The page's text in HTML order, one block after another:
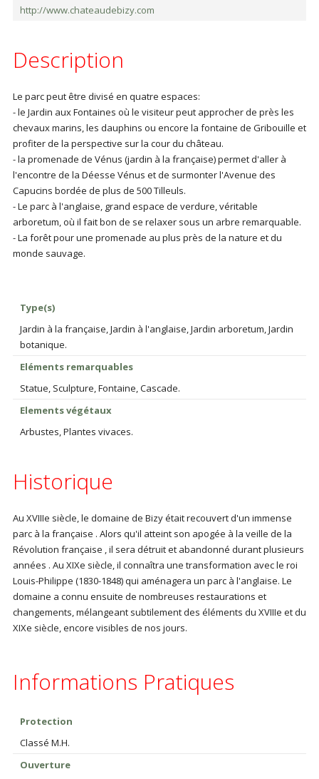
http://www.chateaudebizy.com
Description
Le parc peut être divisé en quatre espaces:
- le Jardin aux Fontaines où le visiteur peut approcher de près les
chevaux marins, les dauphins ou encore la fontaine de Gribouille et
profiter de la perspective sur la cour du château.
- la promenade de Vénus (jardin à la française) permet d'aller à
l'encontre de la Déesse Vénus et de surmonter l'Avenue des
Capucins bordée de plus de 500 Tilleuls.
- Le parc à l'anglaise, grand espace de verdure, véritable
arboretum, où il fait bon de se relaxer sous un arbre remarquable.
- La forêt pour une promenade au plus près de la nature et du
monde sauvage.
Type(s)
Jardin à la française, Jardin à l'anglaise, Jardin arboretum, Jardin
botanique.
Eléments remarquables
Statue, Sculpture, Fontaine, Cascade.
Elements végétaux
Arbustes, Plantes vivaces.
Historique
Au XVIIIe siècle, le domaine de Bizy était recouvert d'un immense
parc à la française . Alors qu'il atteint son apogée à la veille de la
Révolution française , il sera détruit et abandonné durant plusieurs
années . Au XIXe siècle, il connaîtra une transformation avec le roi
Louis-Philippe (1830-1848) qui aménagera un parc à l'anglaise. Le
domaine a connu ensuite de nombreuses restaurations et
changements, mélangeant subtilement des éléments du XVIIIe et du
XIXe siècle, encore visibles de nos jours.
Informations Pratiques
Protection
Classé M.H.
Ouverture